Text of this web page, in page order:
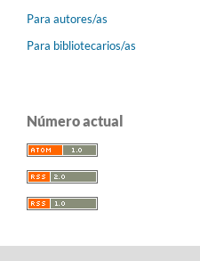
Para autores/as
Para bibliotecarios/as
Número actual